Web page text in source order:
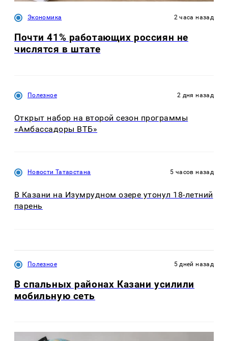
Экономика 2 часа назад
Почти 41% работающих россиян не
числятся в штате
Полезное 2 дня назад
Открыт набор на второй сезон программы
«Амбассадоры ВТБ»
Новости Татарстана 5 часов назад
В Казани на Изумрудном озере утонул 18-летний
парень
Полезное 5 дней назад
В спальных районах Казани усилили
мобильную сеть